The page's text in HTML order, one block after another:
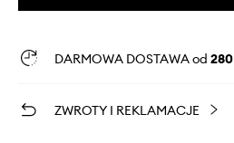
DARMOWA DOSTAWA od 280
ZWROTY I REKLAMACJE